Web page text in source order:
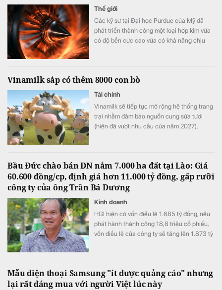
Thế giới
Các kỹ sư tại Đại học Purdue của Mỹ đã
phát triển thành công một loại hợp kim vừa
có độ bền cực cao vừa có khả năng chịu
Vinamilk sắp có thêm 8000 con bò
Tài chính
Vinamilk sẽ tiếp tục mở rộng hệ thống trang
trại nhằm đảm bảo nguồn cung sữa tươi
(hiện đã vượt nhu cầu của năm 2027).
Bầu Đức chào bán DN nắm 7.000 ha đất tại Lào: Giá
60.600 đồng/cp, định giá hơn 11.000 tỷ đồng, gấp rưỡi
công ty của ông Trần Bá Dương
Kinh doanh
HGI hiện có vốn điều lệ 1.685 tỷ đồng, nếu
phát hành thành công 18,8 triệu cổ phiếu,
vốn điều lệ của công ty sẽ tăng lên 1.873 tỷ
Mẫu điện thoại Samsung "ít được quảng cáo" nhưng
lại rất đáng mua với người Việt lúc này